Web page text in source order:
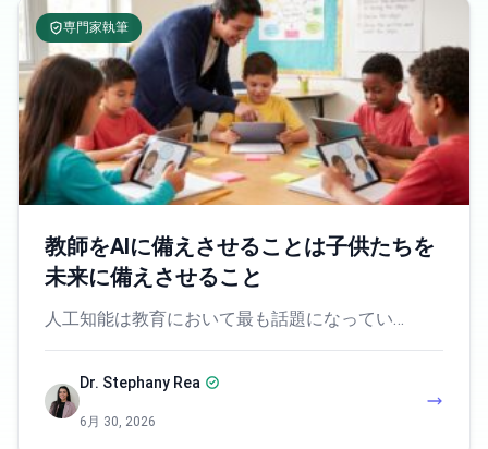
専門家執筆
教師をAIに備えさせることは子供たちを
未来に備えさせること
人工知能は教育において最も話題になってい…
Dr. Stephany Rea
6月 30, 2026